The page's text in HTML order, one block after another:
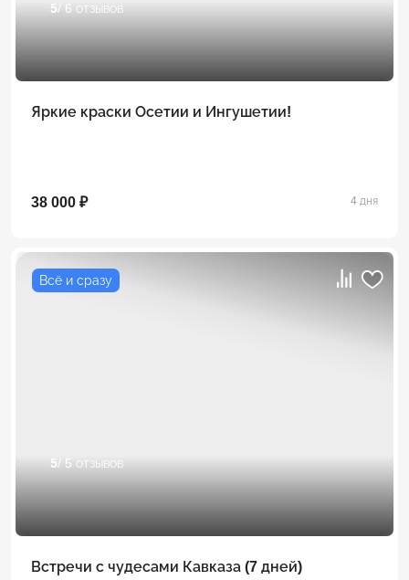
5/ 6 отзывов
Яркие краски Осетии и Ингушетии!
38 000 ₽ 4 дня
Всё и сразу
5/ 5 отзывов
Встречи с чудесами Кавказа (7 дней)